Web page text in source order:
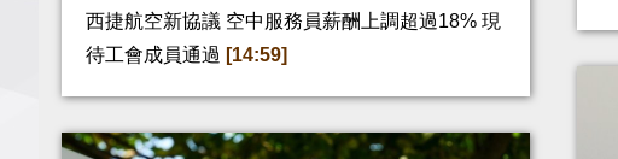
西捷航空新協議 空中服務員薪酬上調超過18% 現
待工會成員通過 [14:59]